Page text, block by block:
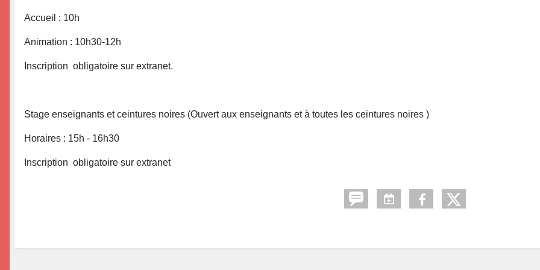
Accueil : 10h
Animation : 10h30-12h
Inscription obligatoire sur extranet.
Stage enseignants et ceintures noires (Ouvert aux enseignants et à toutes les ceintures noires )
Horaires : 15h - 16h30
Inscription obligatoire sur extranet